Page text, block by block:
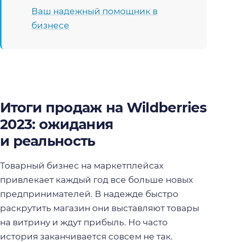
Ваш надежный помощник в
бизнесе
Итоги продаж на Wildberries
2023: ожидания
и реальность
Товарный бизнес на маркетплейсах
привлекает каждый год все больше новых
предпринимателей. В надежде быстро
раскрутить магазин они выставляют товары
на витрину и ждут прибыль. Но часто
история заканчивается совсем не так.